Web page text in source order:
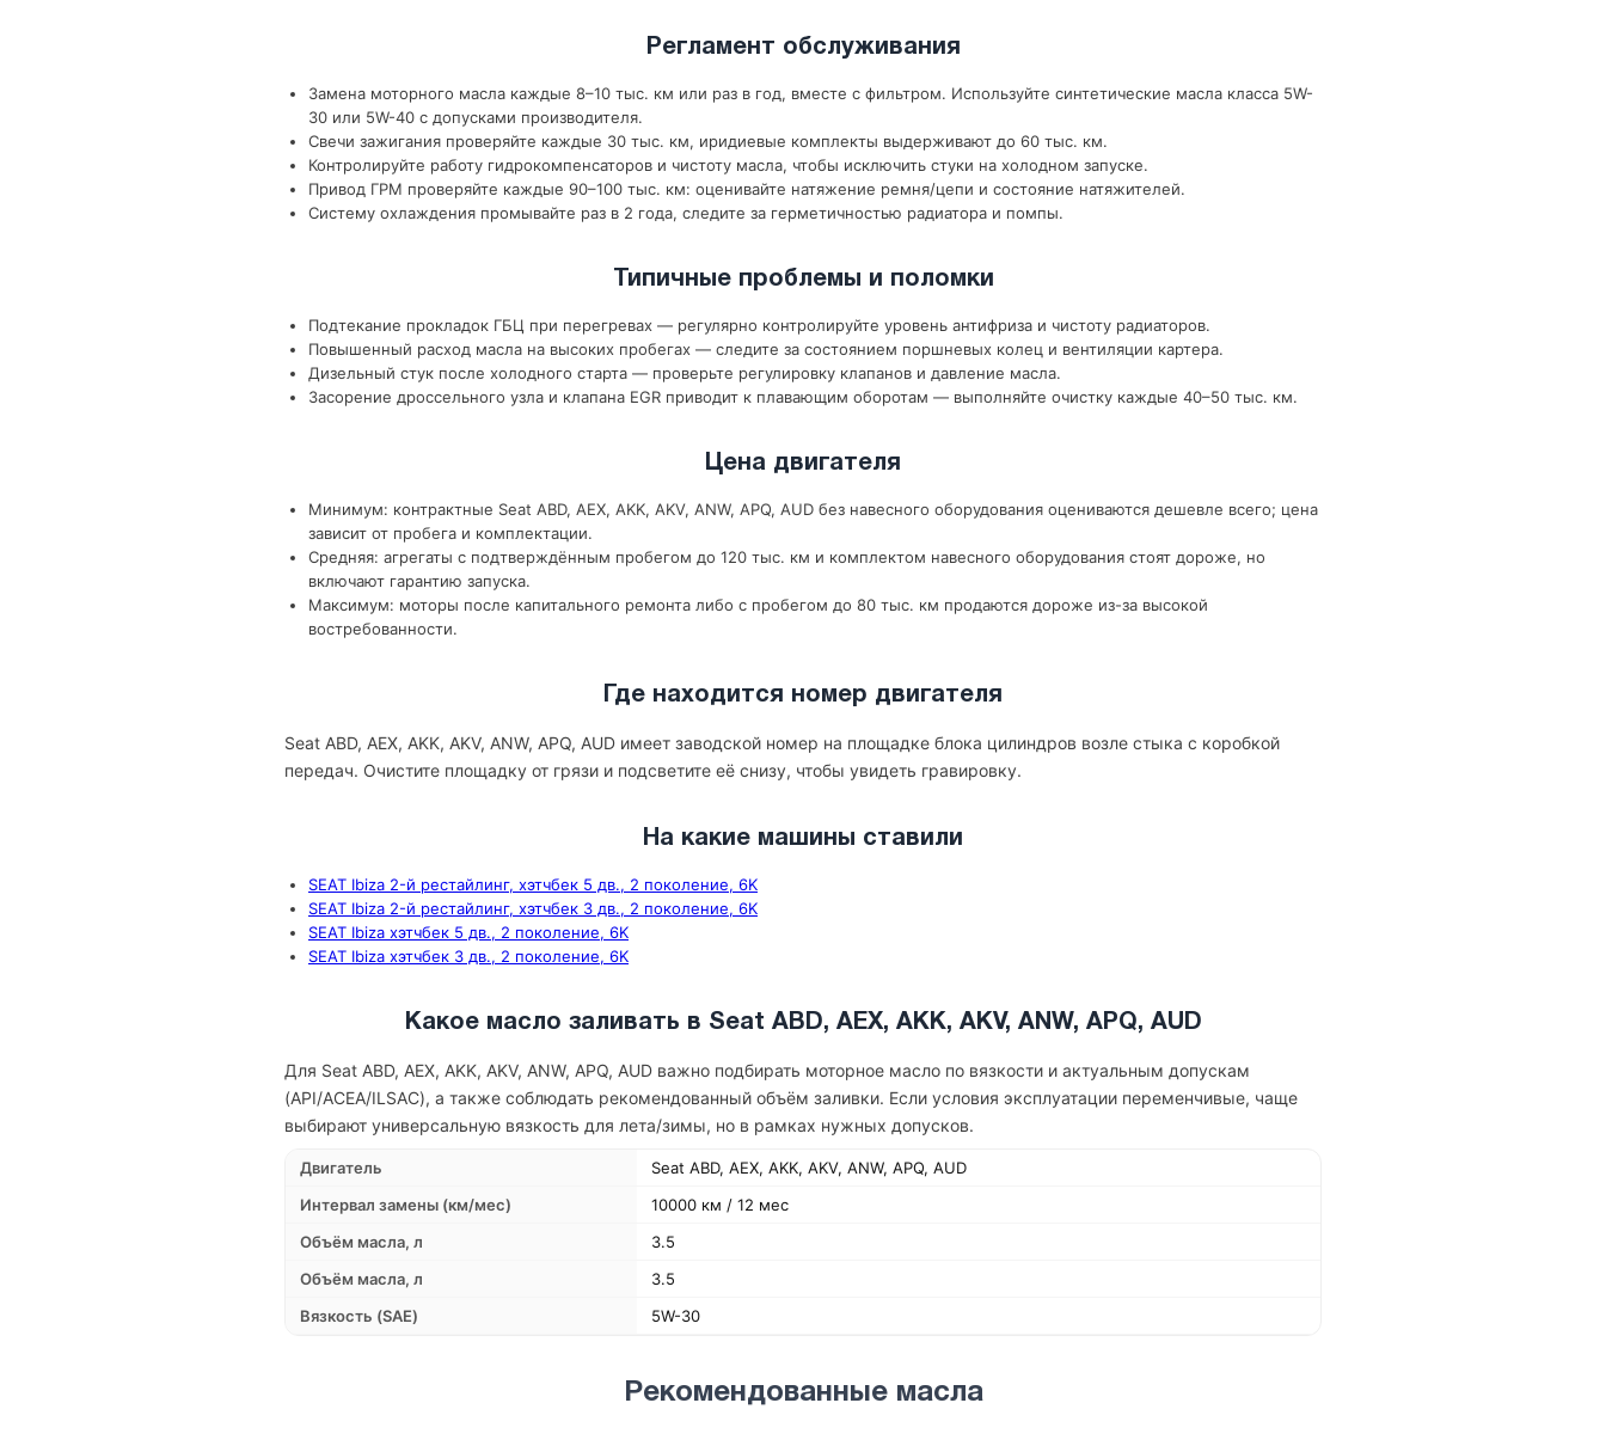
Регламент обслуживания
Замена моторного масла каждые 8–10 тыс. км или раз в год, вместе с фильтром. Используйте синтетические масла класса 5W-
30 или 5W-40 с допусками производителя.
Свечи зажигания проверяйте каждые 30 тыс. км, иридиевые комплекты выдерживают до 60 тыс. км.
Контролируйте работу гидрокомпенсаторов и чистоту масла, чтобы исключить стуки на холодном запуске.
Привод ГРМ проверяйте каждые 90–100 тыс. км: оценивайте натяжение ремня/цепи и состояние натяжителей.
Систему охлаждения промывайте раз в 2 года, следите за герметичностью радиатора и помпы.
Типичные проблемы и поломки
Подтекание прокладок ГБЦ при перегревах — регулярно контролируйте уровень антифриза и чистоту радиаторов.
Повышенный расход масла на высоких пробегах — следите за состоянием поршневых колец и вентиляции картера.
Дизельный стук после холодного старта — проверьте регулировку клапанов и давление масла.
Засорение дроссельного узла и клапана EGR приводит к плавающим оборотам — выполняйте очистку каждые 40–50 тыс. км.
Цена двигателя
Минимум: контрактные Seat ABD, AEX, AKK, AKV, ANW, APQ, AUD без навесного оборудования оцениваются дешевле всего; цена
зависит от пробега и комплектации.
Средняя: агрегаты с подтверждённым пробегом до 120 тыс. км и комплектом навесного оборудования стоят дороже, но
включают гарантию запуска.
Максимум: моторы после капитального ремонта либо с пробегом до 80 тыс. км продаются дороже из-за высокой
востребованности.
Где находится номер двигателя
Seat ABD, AEX, AKK, AKV, ANW, APQ, AUD имеет заводской номер на площадке блока цилиндров возле стыка с коробкой
передач. Очистите площадку от грязи и подсветите её снизу, чтобы увидеть гравировку.
На какие машины ставили
SEAT Ibiza 2-й рестайлинг, хэтчбек 5 дв., 2 поколение, 6K
SEAT Ibiza 2-й рестайлинг, хэтчбек 3 дв., 2 поколение, 6K
SEAT Ibiza хэтчбек 5 дв., 2 поколение, 6K
SEAT Ibiza хэтчбек 3 дв., 2 поколение, 6K
Какое масло заливать в Seat ABD, AEX, AKK, AKV, ANW, APQ, AUD
Для Seat ABD, AEX, AKK, AKV, ANW, APQ, AUD важно подбирать моторное масло по вязкости и актуальным допускам
(API/ACEA/ILSAC), а также соблюдать рекомендованный объём заливки. Если условия эксплуатации переменчивые, чаще
выбирают универсальную вязкость для лета/зимы, но в рамках нужных допусков.
Двигатель
Seat ABD, AEX, AKK, AKV, ANW, APQ, AUD
Интервал замены (км/мес)
10000 км / 12 мес
Объём масла, л
3.5
Объём масла, л
3.5
Вязкость (SAE)
5W-30
Рекомендованные масла